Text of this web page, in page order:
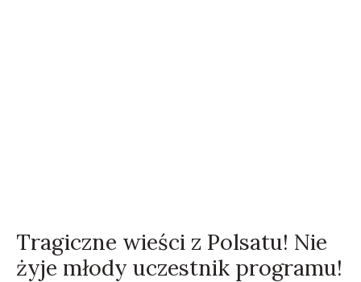
Tragiczne wieści z Polsatu! Nie
żyje młody uczestnik programu!